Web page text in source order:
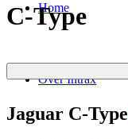
Home
Over Intrax
C-Type
Jaguar C-Type